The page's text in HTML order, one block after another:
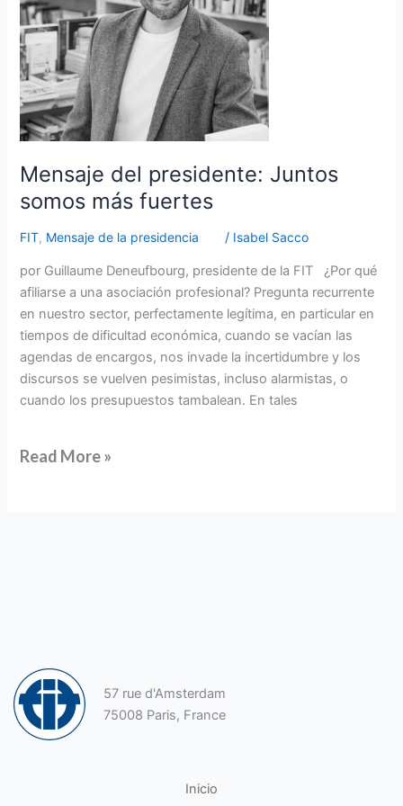
Mensaje del presidente: Juntos
somos más fuertes
FIT, Mensaje de la presidencia / Isabel Sacco
por Guillaume Deneufbourg, presidente de la FIT ¿Por qué
afiliarse a una asociación profesional? Pregunta recurrente
en nuestro sector, perfectamente legítima, en particular en
tiempos de dificultad económica, cuando se vacían las
agendas de encargos, nos invade la incertidumbre y los
discursos se vuelven pesimistas, incluso alarmistas, o
cuando los presupuestos tambalean. En tales
fuertes
Read More »
57 rue d'Amsterdam
75008 Paris, France
Inicio